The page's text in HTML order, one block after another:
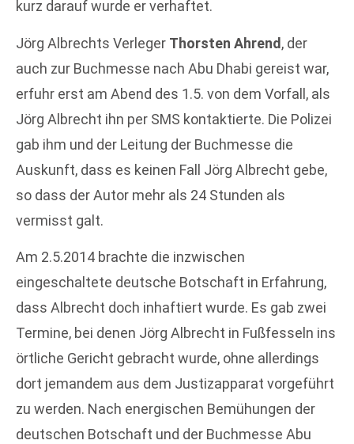
kurz darauf wurde er verhaftet.
Jörg Albrechts Verleger Thorsten Ahrend, der
auch zur Buchmesse nach Abu Dhabi gereist war,
erfuhr erst am Abend des 1.5. von dem Vorfall, als
Jörg Albrecht ihn per SMS kontaktierte. Die Polizei
gab ihm und der Leitung der Buchmesse die
Auskunft, dass es keinen Fall Jörg Albrecht gebe,
so dass der Autor mehr als 24 Stunden als
vermisst galt.
Am 2.5.2014 brachte die inzwischen
eingeschaltete deutsche Botschaft in Erfahrung,
dass Albrecht doch inhaftiert wurde. Es gab zwei
Termine, bei denen Jörg Albrecht in Fußfesseln ins
örtliche Gericht gebracht wurde, ohne allerdings
dort jemandem aus dem Justizapparat vorgeführt
zu werden. Nach energischen Bemühungen der
deutschen Botschaft und der Buchmesse Abu